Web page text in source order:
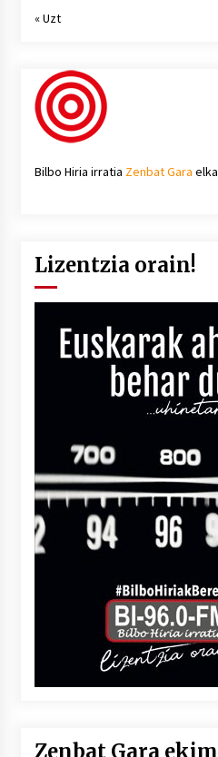
« Uzt
Bilbo Hiria irratia Zenbat Gara
Lizentzia orain!
Zenbat Gara